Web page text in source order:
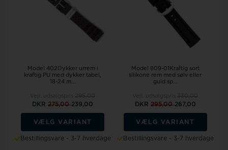
Model 402Dykker urrem i
kraftig PU med dykker tabel,
18-24 m...
DKR275,00239,00
VÆLG VARIANT
Bestillingsvare - 3-7 hverdage
Model 809-01Kraftig sort
silikone rem med sølv eller
guld sp...
DKR 295,00267,00
VÆLG VARIANT
Bestillingsvare - 3-7 hverdage